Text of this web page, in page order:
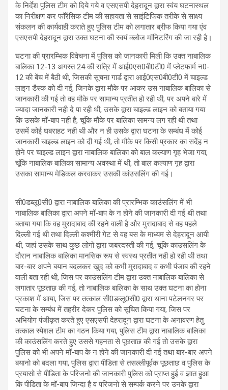
के निर्देश पुलिस टीम को दिये गये व एसएसपी देहरादून द्वारा स्वंय घटनास्थल
का निरीक्षण कर फॉरेंसिक टीम की सहायता से साइंटिफिक तरीके से साक्ष्य
संकलन की कार्यवाही कराते हुए पुलिस टीम को लगातार ब्रीफ किया गया एंव
एसएसपी देहरादून द्वारा उक्त घटना की स्वयं क्लोज मॉनिटरिंग की जा रही है।
घटना की प्रारम्भिक विवेचना में पुलिस को जानकारी मिली कि उक्त नाबालिक
बालिका 12-13 अगस्त 24 की रात्रि में आई0एस0बी0टी0 में प्लेटफार्म न0-
12 की बेंच में बैठी थी, जिसकी सूचना गार्ड द्वारा आई0एस0बी0टी0 में चाइल्ड
लाइन डैस्क को दी गई, जिनके द्वारा मौके पर आकर उस नाबालिक बालिका से
जानकारी की गई तो वह मौके पर सामान्य प्रतीत हो रही थी, पर अपने बारे में
ज्यादा जानकारी नही दे पा रही थी, उसके द्वारा चाइल्ड लाइन को बताया गया
कि उसके मॉ-बाप नही है, चूंकि मौके पर बालिका सामन्य लग रही थी तथा
उसमें कोई घबराहट नही थी और न ही उसके द्वारा घटना के सम्बंध में कोई
जानकारी चाइल्ड लाइन को दी गई थी, तो मौके पर किसी प्रकार का सदेंह न
होने पर चाइल्ड लाइन द्वारा नाबालिक बालिका को बाल कल्याण गृह भेजा गया,
चूंकि नाबालिक बालिका सामान्य अवस्था में थी, तो बाल कल्याण गृह द्वारा
उसका सामान्य मेडिकल करवाकर उसकी कांउसलिंग की गई।
सी0डब्लू0सी0 द्वारा नाबालिक बालिका की प्रारम्भिक काउंसलिंग में भी
नाबालिक बालिका द्वारा अपने मॉ-बाप के न होने की जानकारी दी गई थी तथा
बताया गया कि वह मुरादाबाद की रहने वाली है और मुरादाबाद से वह पहले
दिल्ली गई थी तथा दिल्ली कश्मीरी गेट से वह बस के माध्यम से देहरादून आयी
थी, जहां उसके साथ कुछ लोगो द्वारा जबरदस्ती की गई, चूंकि काउसलिंग के
दौरान नाबालिक बालिका मानसिक रूप से स्वस्थ प्रतीत नही हो रही थी तथा
बार-बार अपने बयान बदलकर खुद को कभी मुरादाबाद व कभी पंजाब की रहने
वाली बता रही थी, जिस पर काउंसलिंग टीम द्वारा उक्त नाबालिक बालिका से
लगातार पूछताछ की गई, तो नाबालिक बालिका के साथ उक्त घटना का होना
प्रकाश में आया, जिस पर तत्काल सी0डब्लू0सी0 द्वारा थाना पटेलनगर पर
घटना के सम्बंध में तहरीर देकर पुलिस को सूचित किया गया, जिस पर
अभियोग पंजीकृत करते हुए एसएसपी देहरादून द्वारा घटना के अनावरण हेतु
तत्काल स्पेशल टीम का गठन किया गया, पुलिस टीम द्वारा नाबालिक बालिका
की काउंसलिंग करते हुए उससे गहनता से पूछताछ की गई तो उसके द्वारा
पुलिस को भी अपने मॉ-बाप के न होने की जानकारी दी गई तथा बार-बार अपने
बयानो को बदला गया, पुलिस द्वारा पीडिता से तसल्लीपूर्वक पूछताछ व पुलिस के
प्रयासो से पीडिता के परिजनो की जानकारी पुलिस को प्राप्त हुई व ज्ञात हुआ
कि पीडिता के मॉ-बाप जिन्दा है व परिजनो से सम्पर्क करने पर उनके द्वारा